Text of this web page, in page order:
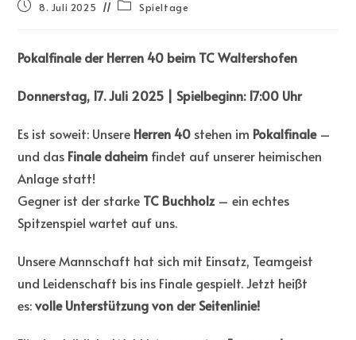
8. Juli 2025 Spieltage
Pokalfinale der Herren 40 beim TC Waltershofen
Donnerstag, 17. Juli 2025 | Spielbeginn: 17:00 Uhr
Es ist soweit: Unsere Herren 40 stehen im Pokalfinale–
und das Finale daheim findet auf unserer heimischen
Anlage statt!
Gegner ist der starke TC Buchholz– ein echtes
Spitzenspiel wartet auf uns.
Unsere Mannschaft hat sich mit Einsatz, Teamgeist
und Leidenschaft bis ins Finale gespielt. Jetzt heißt
es:volle Unterstützung von der Seitenlinie!